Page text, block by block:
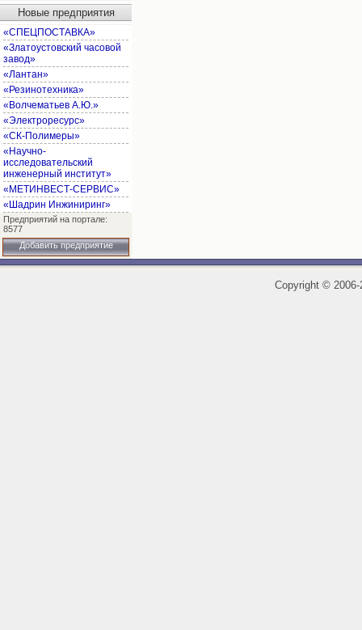
Новые предприятия
«СПЕЦПОСТАВКА»
«Златоустовский часовой
завод»
«Лантан»
«Резинотехника»
«Волчематьев А.Ю.»
«Электроресурс»
«СК-Полимеры»
«Научно-
исследовательский
инженерный институт»
«МЕТИНВЕСТ-СЕРВИС»
«Шадрин Инжиниринг»
Предприятий на портале:
8577
Добавить предприятие
Copyright ©